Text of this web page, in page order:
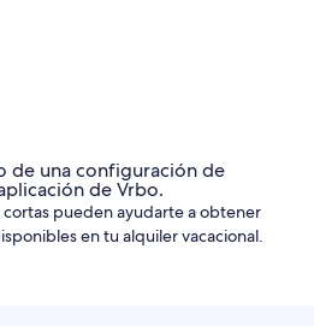
cortas pueden ayudarte a obtener
en tu alquiler vacacional.